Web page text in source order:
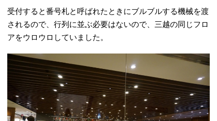
受付すると番号札と呼ばれたときにブルブルする機械を渡
されるので、行列に並ぶ必要はないので、三越の同じフロ
アをウロウロしていました。